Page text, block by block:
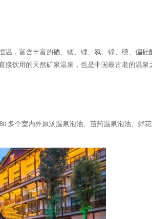
温，富含丰富的硒、锶、锂、氡、锌、碘、偏硅
接饮用的天然矿泉温泉，也是中国最古老的温泉
80 多个室内外原汤温泉泡池、苗药温泉泡池、鲜